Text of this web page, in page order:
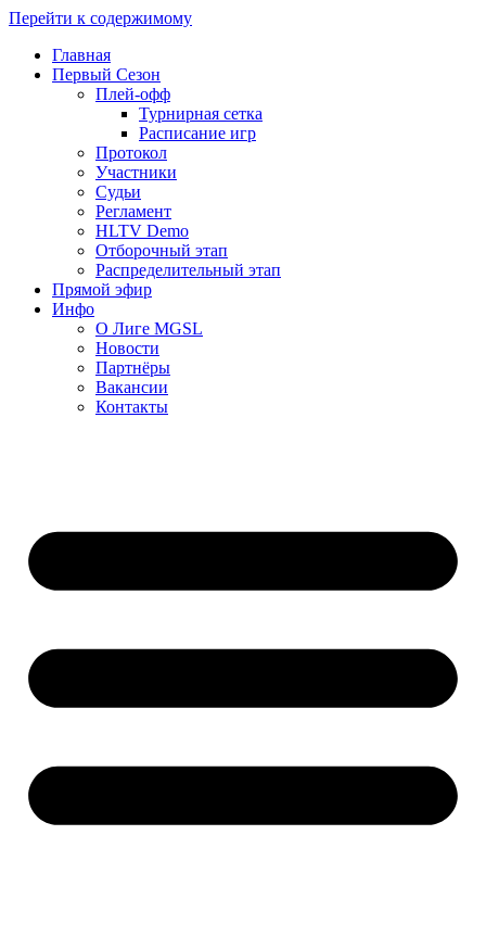
Перейти к содержимому
Главная
Первый Сезон
Плей-офф
Турнирная сетка
Расписание игр
Протокол
Участники
Судьи
Регламент
HLTV Demo
Отборочный этап
Распределительный этап
Прямой эфир
Инфо
О Лиге MGSL
Новости
Партнёры
Вакансии
Контакты